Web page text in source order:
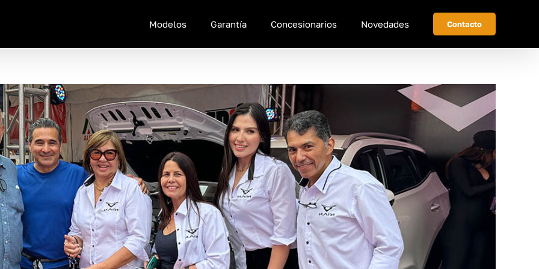
Modelos Garantía Concesionarios Novedades Contacto